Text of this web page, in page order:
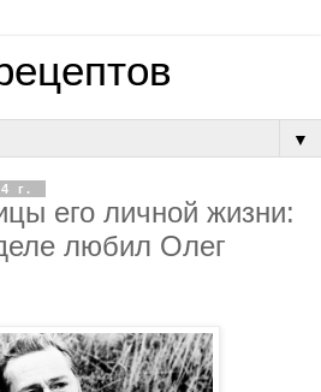
▼
г.
его личной жизни:
любил Олег